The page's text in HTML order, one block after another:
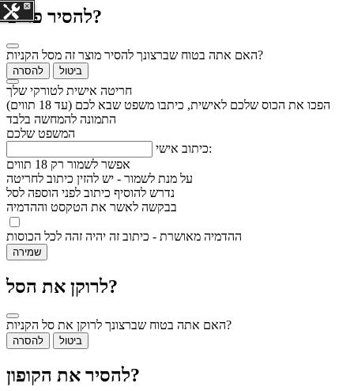
להסיר פריט?
האם אתה בטוח שברצונך להסיר מוצר זה מסל הקניות?
להסרה ביטול
חריטה אישית לטורקי שלך
הפכו את הכוס שלכם לאישית, כיתבו משפט שבא לכם (עד 18 תווים)
התמונה להמחשה בלבד
המשפט שלכם
כיתוב אישי:
אפשר לשמור רק 18 תווים
על מנת לשמור - יש להזין כיתוב לחריטה
נדרש להוסיף כיתוב לפני הוספה לסל
בבקשה לאשר את הטקסט וההדמיה
ההדמיה מאושרת - כיתוב זה יהיה זהה לכל הכוסות
שמירה
לרוקן את הסל?
האם אתה בטוח שברצונך לרוקן את סל הקניות?
להסרה ביטול
להסיר את הקופון?